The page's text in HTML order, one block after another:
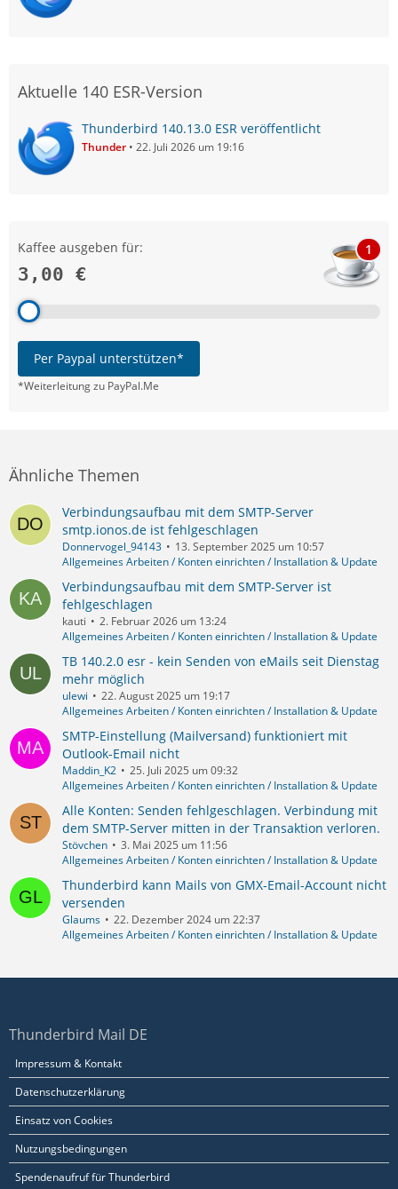
Aktuelle 140 ESR-Version
Thunderbird 140.13.0 ESR veröffentlicht
Thunder 22. Juli 2026 um 19:16
Kaffee ausgeben für:
3,00 €
1
Per Paypal unterstützen*
*Weiterleitung zu PayPal.Me
Ähnliche Themen
Verbindungsaufbau mit dem SMTP-Server
smtp.ionos.de ist fehlgeschlagen
Donnervogel_94143
13. September 2025 um 10:57
Allgemeines Arbeiten / Konten einrichten / Installation & Update
Verbindungsaufbau mit dem SMTP-Server ist
fehlgeschlagen
kauti
2. Februar 2026 um 13:24
Allgemeines Arbeiten / Konten einrichten / Installation & Update
TB 140.2.0 esr - kein Senden von eMails seit Dienstag
mehr möglich
ulewi
22. August 2025 um 19:17
Allgemeines Arbeiten / Konten einrichten / Installation & Update
SMTP-Einstellung (Mailversand) funktioniert mit
Outlook-Email nicht
Maddin_K2
25. Juli 2025 um 09:32
Allgemeines Arbeiten / Konten einrichten / Installation & Update
Alle Konten: Senden fehlgeschlagen. Verbindung mit
dem SMTP-Server mitten in der Transaktion verloren.
Stövchen
3. Mai 2025 um 11:56
Allgemeines Arbeiten / Konten einrichten / Installation & Update
Thunderbird kann Mails von GMX-Email-Account nicht
versenden
Glaums
22. Dezember 2024 um 22:37
Allgemeines Arbeiten / Konten einrichten / Installation & Update
Thunderbird Mail DE
Impressum & Kontakt
Datenschutzerklärung
Einsatz von Cookies
Nutzungsbedingungen
Spendenaufruf für Thunderbird